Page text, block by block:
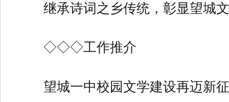
继承诗词之乡传统，彰显望城
◇◇◇工作推介
望城一中校园文学建设再迈新